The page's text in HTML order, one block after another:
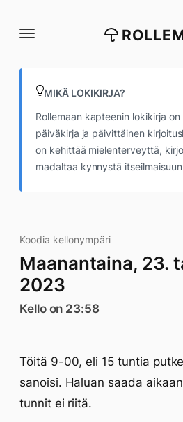
suoraan
MIKÄ LOKIKIRJA?
Rollemaan kapteenin lokikirja
päiväkirja ja päivittäinen
on kehittää mielenterveyttä,
madaltaa kynnystä
Koodia kellonympäri
Maanantaina, 23.
2023
Kello on 23:58
Töitä 9-00, eli 15 tuntia
sanoisi. Haluan saada
tunnit ei riitä.